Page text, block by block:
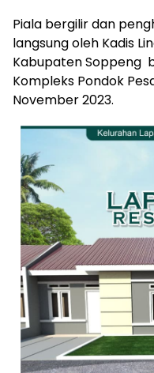
Piala bergilir dan
langsung oleh Kadis
Kabupaten Soppeng
Kompleks Pondok
November 2023.